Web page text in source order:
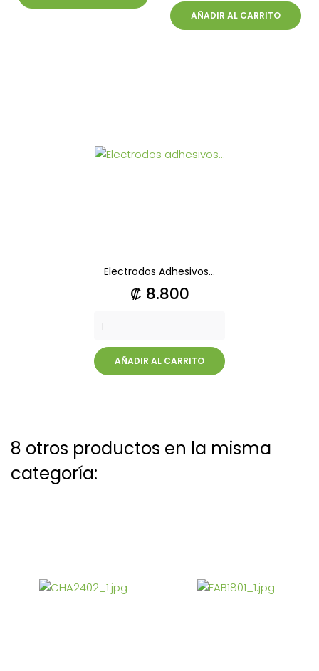
AÑADIR AL CARRITO
Electrodos Adhesivos...
Precio
₡ 8.800
AÑADIR AL CARRITO
8 otros productos en la misma
categoría: